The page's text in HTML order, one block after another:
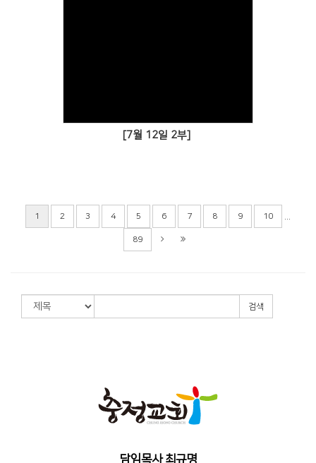
[7월 12일 2부]
1 2 3 4 5 6 7 8 9 10
89
검색
담임목사 최규명